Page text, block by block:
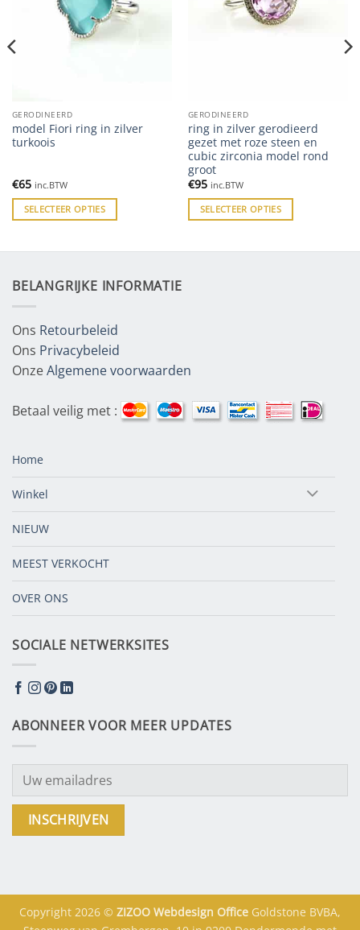
GERODINEERD
model Fiori ring in zilver
turkoois
€65 inc.BTW
SELECTEER OPTIES
GERODINEERD
ring in zilver gerodieerd
gezet met roze steen en
cubic zirconia model rond
groot
€95 inc.BTW
SELECTEER OPTIES
BELANGRIJKE INFORMATIE
Ons Retourbeleid
Ons Privacybeleid
OnzeAlgemene voorwaarden
Betaal veilig met :
Home
Winkel
NIEUW
MEEST VERKOCHT
OVER ONS
SOCIALE NETWERKSITES
ABONNEER VOOR MEER UPDATES
Copyright 2026 © ZIZOO Webdesign Office Goldstone BVBA,